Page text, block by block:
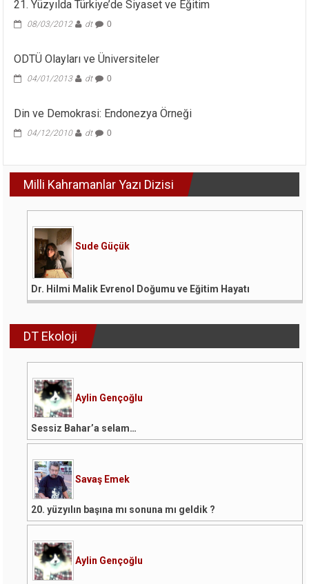
21. Yüzyılda Türkiye’de Siyaset ve Eğitim
08/03/2012 dt 0
ODTÜ Olayları ve Üniversiteler
04/01/2013 dt 0
Din ve Demokrasi: Endonezya Örneği
04/12/2010 dt 0
Milli Kahramanlar Yazı Dizisi
Sude Güçük
Dr. Hilmi Malik Evrenol Doğumu ve Eğitim Hayatı
DT Ekoloji
Aylin Gençoğlu
Sessiz Bahar’a selam…
Savaş Emek
20. yüzyılın başına mı sonuna mı geldik ?
Aylin Gençoğlu